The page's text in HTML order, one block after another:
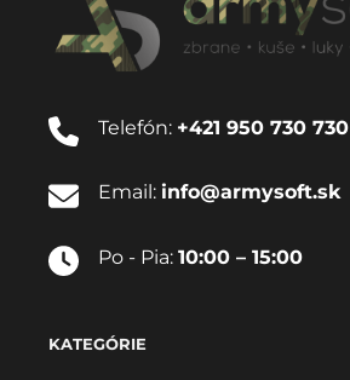
Telefón: +421 950 730 730
Email: info@armysoft.sk
Po - Pia: 10:00 – 15:00
KATEGÓRIE